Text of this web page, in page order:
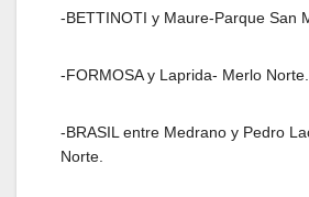
-BETTINOTI y Maure-Parque San
-FORMOSA y Laprida- Merlo Norte.
-BRASIL entre Medrano y Pedro
Norte.